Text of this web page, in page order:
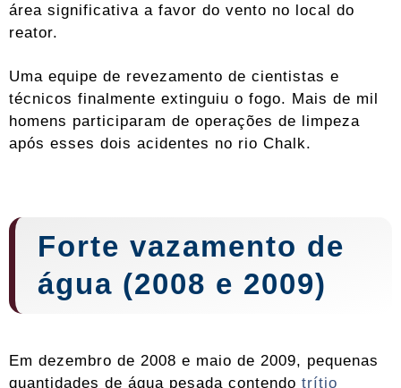
área significativa a favor do vento no local do
reator.
Uma equipe de revezamento de cientistas e
técnicos finalmente extinguiu o fogo. Mais de mil
homens participaram de operações de limpeza
após esses dois acidentes no rio Chalk.
Forte vazamento de
água (2008 e 2009)
Em dezembro de 2008 e maio de 2009, pequenas
quantidades de água pesada contendo trítio